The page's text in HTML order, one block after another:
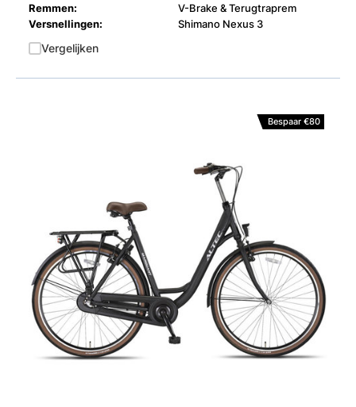
Remmen:
V-Brake & Terugtraprem
Versnellingen:
Shimano Nexus 3
Vergelijken
Bespaar €80